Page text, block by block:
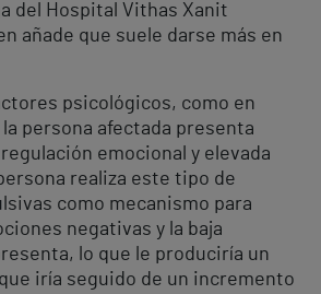
del Hospital Vithas Xanit
añade que suele darse más en
psicológicos, como en
persona afectada presenta
emocional y elevada
realiza este tipo de
como mecanismo para
negativas y la baja
lo que le produciría un
iría seguido de un incremento